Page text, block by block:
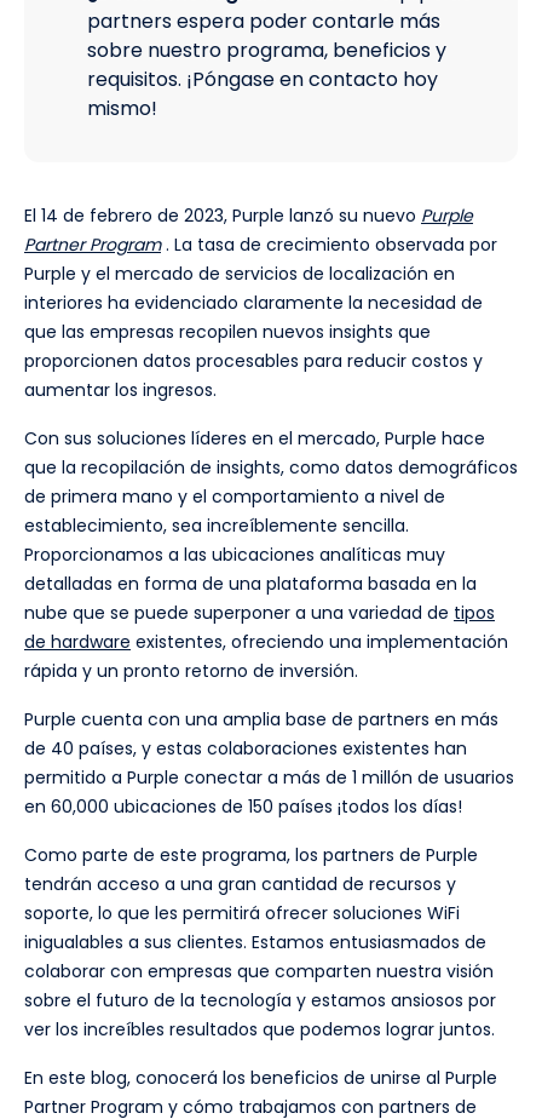
partners espera poder contarle más
sobre nuestro programa, beneficios y
requisitos. ¡Póngase en contacto hoy
mismo!
El 14 de febrero de 2023, Purple lanzó su nuevo Purple
Partner Program. La tasa de crecimiento observada por
Purple y el mercado de servicios de localización en
interiores ha evidenciado claramente la necesidad de
que las empresas recopilen nuevos insights que
proporcionen datos procesables para reducir costos y
aumentar los ingresos.
Con sus soluciones líderes en el mercado, Purple hace
que la recopilación de insights, como datos demográficos
de primera mano y el comportamiento a nivel de
establecimiento, sea increíblemente sencilla.
Proporcionamos a las ubicaciones analíticas muy
detalladas en forma de una plataforma basada en la
nube que se puede superponer a una variedad de tipos
de hardware existentes, ofreciendo una implementación
rápida y un pronto retorno de inversión.
Purple cuenta con una amplia base de partners en más
de 40 países, y estas colaboraciones existentes han
permitido a Purple conectar a más de 1 millón de usuarios
en 60,000 ubicaciones de 150 países ¡todos los días!
Como parte de este programa, los partners de Purple
tendrán acceso a una gran cantidad de recursos y
soporte, lo que les permitirá ofrecer soluciones WiFi
inigualables a sus clientes. Estamos entusiasmados de
colaborar con empresas que comparten nuestra visión
sobre el futuro de la tecnología y estamos ansiosos por
ver los increíbles resultados que podemos lograr juntos.
En este blog, conocerá los beneficios de unirse al Purple
Partner Program y cómo trabajamos con partners de